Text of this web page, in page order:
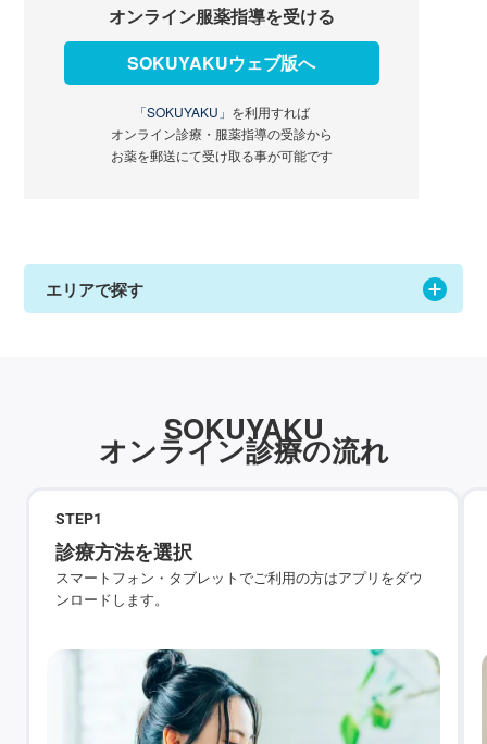
オンライン服薬指導を受ける
SOKUYAKUウェブ版へ
「SOKUYAKU」 を利用すれば
オンライン診療・服薬指導の受診から
お薬を郵送にて受け取る事が可能です
エリアで探す
SOKUYAKU
オンライン診療の流れ
STEP1
診療方法を選択
スマートフォン・タブレットでご利用の方はアプリをダウ
ンロードします。